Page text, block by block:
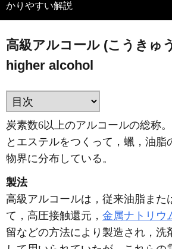
かりやすい解説
高級アルコール (こうきゅ
higher alcohol
炭素数6以上のアルコールの総称
とエステルをつくって，蠟，油脂
物界に分布している。
製法
高級アルコールは，従来油脂また
て，高圧接触還元， 金属ナトリウ
留などの方法により製造され，洗